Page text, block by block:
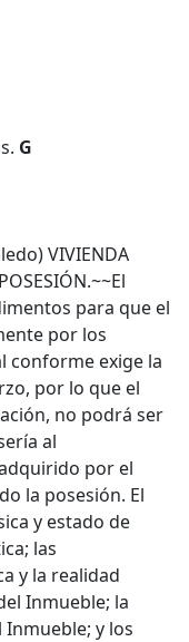
G
VIVIENDA
para que el
por los
conforme exige la
por lo que el
no podrá ser
al
por el
la posesión. El
y estado de
las
y la realidad
Inmueble; la
y los